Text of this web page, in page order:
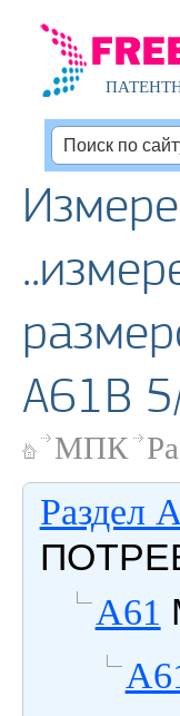
A61B
МПК
Раздел A
A61